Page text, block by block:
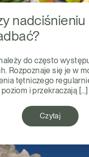
do często
Rozpoznaje się je w
tętniczego
i przekraczają […]
Czytaj